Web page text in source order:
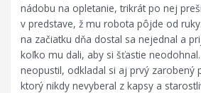
nádobu na opletanie, trikrát po nej
v predstave, ž mu robota pôjde od
na začiatku dňa dostal sa nejednal a
koľko mu dali, aby si šťastie
neopustil, odkladal si aj prvý zarobený
ktorý nikdy nevyberal z kapsy a